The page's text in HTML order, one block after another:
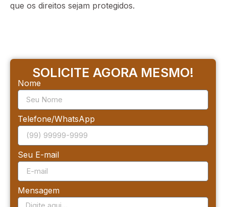
que os direitos sejam protegidos.
SOLICITE AGORA MESMO!
Nome
Telefone/WhatsApp
Seu E-mail
Mensagem